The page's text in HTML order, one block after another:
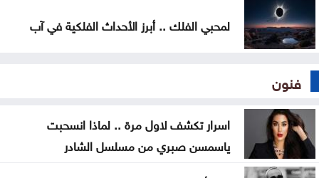
لمحبي الفلك .. أبرز الأحداث الفلكية في آب
فنون
اسرار تكشف لاول مرة .. لماذا انسحبت
ياسمسن صبري من مسلسل الشادر